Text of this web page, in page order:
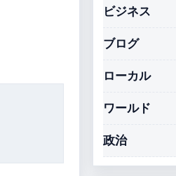
ビジネス
ブログ
ローカル
ワールド
政治